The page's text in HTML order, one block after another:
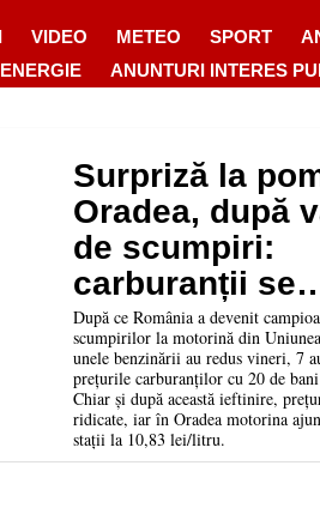
VIDEO METEO SPORT
ANUNTURI INTERES
Surpriză la
Oradea, după
de scumpiri:
carburanții se
ieftinesc. Cât
acum benzina
motorina
După ce România a devenit
scumpirilor la motorină din
unele benzinării au redus vineri, 7
prețurile carburanților cu 20 de
Chiar și după această ieftinire,
ridicate, iar în Oradea motorina
stații la 10,83 lei/litru.